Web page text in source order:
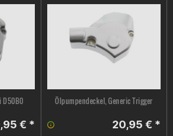
D50B0
€ *
Ölpumpendeckel, Generic Trigger
20,95 € *